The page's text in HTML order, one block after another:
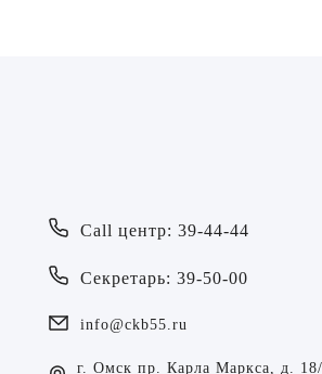
Call центр: 39-44-44
Секретарь: 39-50-00
info@ckb55.ru
г. Омск пр. Карла Маркса, д.